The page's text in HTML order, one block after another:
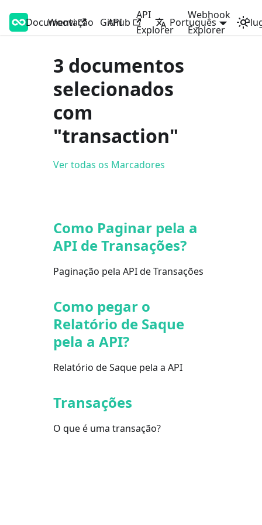
Woovi Developers
Documentação API
API
Explorer
Webhook
Explorer
Woovi Github Português
3 documentos
selecionados
com
"transaction"
Ver todas os Marcadores
Como Paginar pela a
API de Transações?
Paginação pela API de Transações
Como pegar o
Relatório de Saque
pela a API?
Relatório de Saque pela a API
Transações
O que é uma transação?